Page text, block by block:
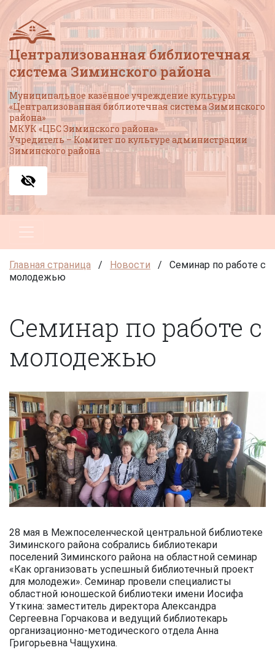
Централизованная библиотечная
система Зиминского района
Муниципальное казённое учреждение культуры
«Централизованная библиотечная система Зиминского
района»
МКУК «ЦБС Зиминского района»
Учредитель – Комитет по культуре администрации
Зиминского района
Главная страница / Новости /
Семинар по работе с
молодежью
Семинар по работе с
молодежью
28 мая в Межпоселенческой центральной библиотеке
Зиминского района собрались библиотекари
поселений Зиминского района на областной семинар
«Как организовать успешный библиотечный проект
для молодежи». Семинар провели специалисты
областной юношеской библиотеки имени Иосифа
Уткина: заместитель директора Александра
Сергеевна Горчакова и ведущий библиотекарь
организационно-методического отдела Анна
Григорьевна Чащухина.